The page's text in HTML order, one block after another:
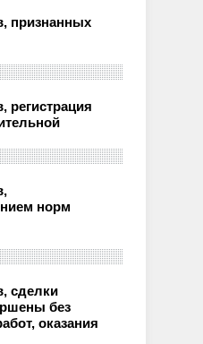
признанных
регистрация
норм
сделки
без
оказания